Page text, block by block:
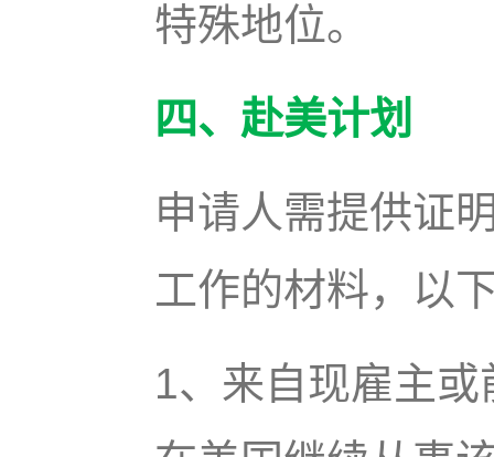
特殊地位。
四、赴美计划
申请人需提供证
工作的材料，以
1、来自现雇主